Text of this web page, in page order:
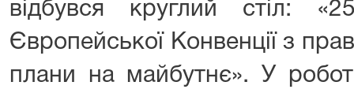
відбувся круглий стіл:
Європейської Конвенції з
плани на майбутнє». У